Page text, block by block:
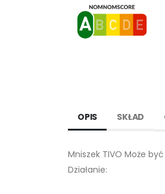
OPIS SKŁAD
Mniszek TIVO Może
Działanie: